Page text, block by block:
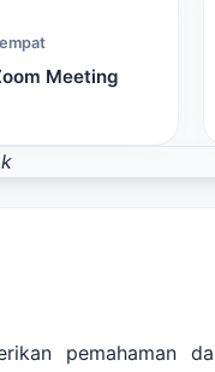
Meeting
pemahaman